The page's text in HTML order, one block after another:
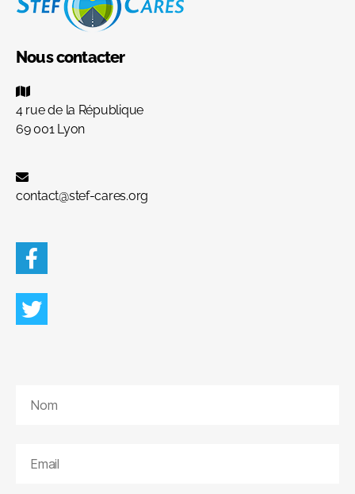
Nous contacter
4 rue de la République
69 001 Lyon
contact@stef-cares.org